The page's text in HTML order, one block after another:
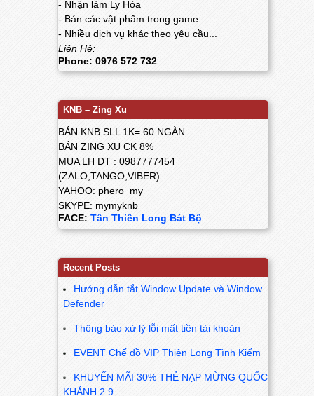
- Nhận làm Ly Hỏa
- Bán các vật phẩm trong game
- Nhiều dịch vụ khác theo yêu cầu...
Liên Hệ:
Phone: 0976 572 732
KNB – Zing Xu
BÁN KNB SLL 1K= 60 NGÀN
BÁN ZING XU CK 8%
MUA LH DT : 0987777454
(ZALO,TANGO,VIBER)
YAHOO: phero_my
SKYPE: mymyknb
FACE: Tân Thiên Long Bát Bộ
Recent Posts
Hướng dẫn tắt Window Update và Window
Defender
Thông báo xử lý lỗi mất tiền tài khoản
EVENT Chế đồ VIP Thiên Long Tình Kiếm
KHUYẾN MÃI 30% THẺ NẠP MỪNG QUỐC
KHÁNH 2.9